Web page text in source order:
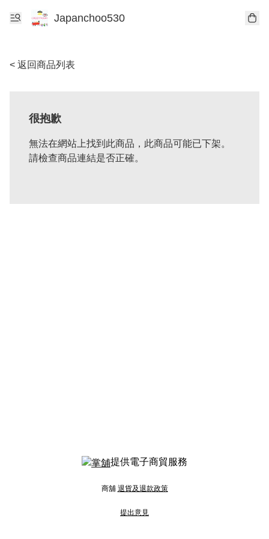
Japanchoo530
< 返回商品列表
很抱歉
無法在網站上找到此商品，此商品可能已下架。
請檢查商品連結是否正確。
提供電子商貿服務
商舖 退貨及退款政策
提出意見